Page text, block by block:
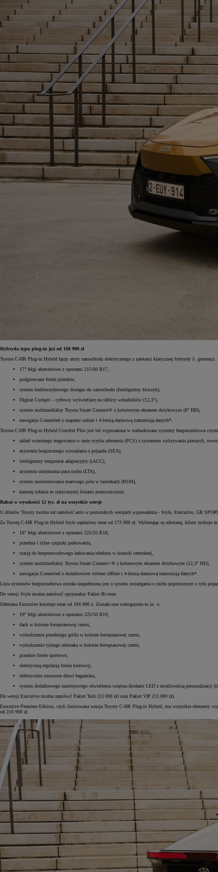
Od105 300 zł
Corolla Hatchback
HYBRID
Hybryda typu plug-in już od 168 900 zł
Toyota C-HR Plug-in Hybrid łączy atuty samochodu elektrycznego z zaletami klasycznej hybrydy 5.
17" felgi aluminiowe z oponami 215/60 R17,
podgrzewane fotele przednie,
system bezkluczykowego dostępu do samochodu (Inteligentny kluczyk),
Digital Cockpit – cyfrowy wyświetlacz na tablicy wskaźników (12,3"),
system multimedialny Toyota Smart Connect® z kolorowym ekranem dotykowym (8" HD),
nawigacje Connected z mapami online i 4-letnią darmową transmisją danych*.
Toyota C-HR Plug-in Hybrid Comfort Plus jest też wyposażona w rozbudowane systemy bezpieczeństwa
układ wczesnego reagowania w razie ryzyka zderzenia (PCS) z systemem wykrywania pieszych,
asystenta bezpiecznego wysiadania z pojazdu (SEA),
inteligentny tempomat adaptacyjny (iACC),
asystenta utrzymania pasa ruchu (LTA),
system monitorowania martwego pola w lusterkach (BSM),
kamerę cofania ze statycznymi liniami pomocniczymi.
Rabat w wysokości 12 tys. zł na wszystkie wersje
U dilerów Toyoty można też zamówić auto w pozostałych wersjach wyposażenia - Style, Executive, GR
Za Toyotę C-HR Plug-in Hybrid Style zapłacimy teraz od 173 900 zł. Wybierając tę odmianę, klient zyskuje
18" felgi aluminiowe z oponami 225/55 R18,
przednie i tylne czujniki parkowania,
stację do bezprzewodowego ładowania telefonu w konsoli centralnej,
system multimedialny Toyota Smart Connect+® z kolorowym ekranem dotykowym (12,3" HD),
nawigacja Connected z dodatkowym trybem offline i 4-letnią darmową transmisją danych*.
Lista systemów bezpieczeństwa została uzupełniona jest o system ostrzegania o ruchu poprzecznym z tyłu
Do wersji Style można zamówić opcjonalny Pakiet Bi-tone.
Odmiana Executive kosztuje teraz od 184 900 z. Została ona wzbogacona m.in. o:
19" felgi aluminiowe z oponami 225/50 R19,
dach w kolorze fortepianowej czerni,
wykończenie przedniego grilla w kolorze fortepianowej czerni,
wykończenie tylnego zderzaka w kolorze fortepianowej czerni,
przednie fotele sportowe,
elektryczną regulację fotela kierowcy,
elektrycznie unoszone drzwi bagażnika,
system dodatkowego nastrojowego oświetlenia wnętrza diodami LED z możliwością personalizacji
Do wersji Executive można zamówić Pakiet Tech (13 000 zł) oraz Pakiet VIP (13 000 zł).
Executive Premiere Edition, czyli limitowana wersja Toyoty C-HR Plug-in Hybrid, ma wszystkie elementy
od 210 900 zł.